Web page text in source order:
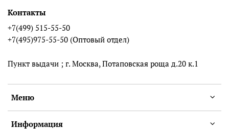
Меню
Информация
Контакты
+7(499) 515-55-50
+7(495)975-55-50 (Оптовый отдел)
Пункт выдачи ; г. Москва, Потаповская роща д.20 к.1